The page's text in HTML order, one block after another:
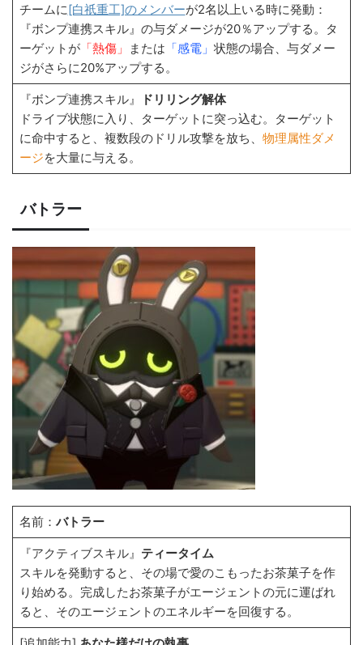
チームに[白祇重工]のメンバーが2名以上いる時に発動：
『ボンプ連携スキル』の与ダメージが20％アップする。タ
ーゲットが「熱傷」 または 「感電」 状態の場合、与ダメー
ジがさらに20%アップする。
『ボンプ連携スキル』
ドリリング解体
ドライブ状態に入り、ターゲットに突っ込む。ターゲット
に命中すると、複数段のドリル攻撃を放ち、 物理属性ダメ
ージを大量に与える。
バトラー
名前： バトラー
『アクティブスキル』 ティータイム
スキルを発動すると、その場で愛のこもったお茶菓子を作
り始める。完成したお茶菓子がエージェントの元に運ばれ
ると、そのエージェントのエネルギーを回復する。